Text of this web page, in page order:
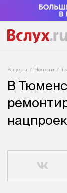
Вслух.ru Новости
В